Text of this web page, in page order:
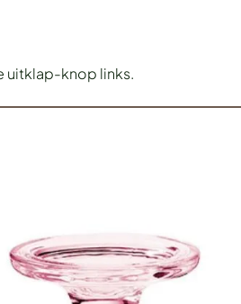
uitklap-knop links.